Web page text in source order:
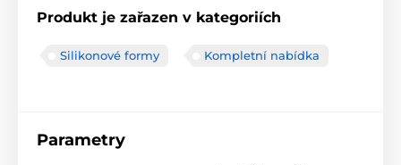
Produkt je zařazen v kategoriích
Silikonové formy Kompletní nabídka
Parametry